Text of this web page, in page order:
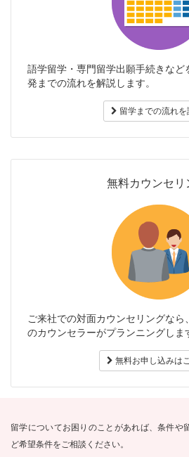
語学留学・専門留学出願手続きなど
発までの流れを解説します。
留学までの流れを
無料カウンセリ
ご来社での対面カウンセリングなら
のカウンセラーがプランニングしま
無料お申し込みは
留学についてお困りのことがあれば、条件や
ど希望条件をご相談ください。